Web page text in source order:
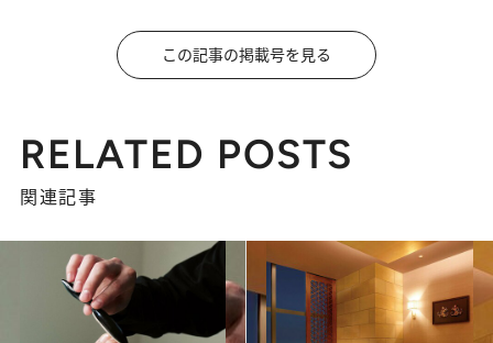
この記事の掲載号を見る
RELATED POSTS
関連記事